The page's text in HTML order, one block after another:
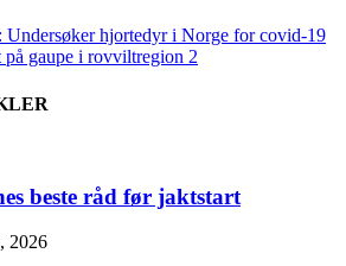
Undersøker hjortedyr i Norge for covid-19
gaupe i rovviltregion 2
beste råd før jaktstart
2026